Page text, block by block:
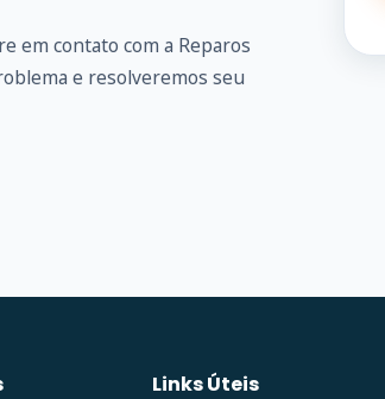
em contato com a Reparos
e resolveremos seu
Links Úteis